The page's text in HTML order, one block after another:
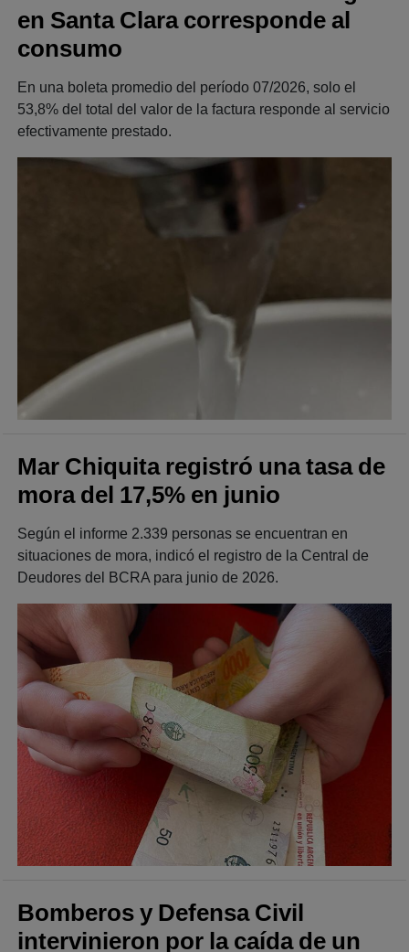
en Santa Clara corresponde al
consumo
En una boleta promedio del período 07/2026, solo el
53,8% del total del valor de la factura responde al servicio
efectivamente prestado.
Mar Chiquita registró una tasa de
mora del 17,5% en junio
Según el informe 2.339 personas se encuentran en
situaciones de mora, indicó el registro de la Central de
Deudores del BCRA para junio de 2026.
Bomberos y Defensa Civil
intervinieron por la caída de un